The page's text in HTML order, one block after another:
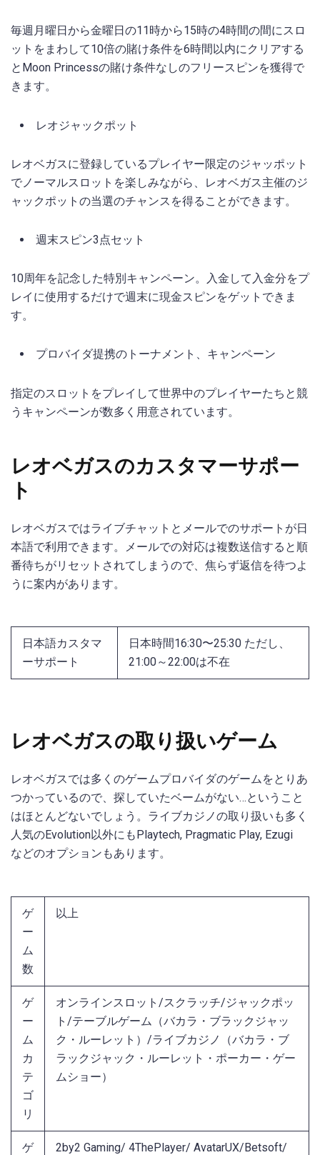
毎週月曜日から金曜日の11時から15時の4時間の間にスロ
ットをまわして10倍の賭け条件を6時間以内にクリアする
とMoon Princessの賭け条件なしのフリースピンを獲得で
きます。
レオジャックポット
レオベガスに登録しているプレイヤー限定のジャッポット
でノーマルスロットを楽しみながら、レオベガス主催のジ
ャックポットの当選のチャンスを得ることができます。
週末スピン3点セット
10周年を記念した特別キャンペーン。入金して入金分をプ
レイに使用するだけで週末に現金スピンをゲットできま
す。
プロバイダ提携のトーナメント、キャンペーン
指定のスロットをプレイして世界中のプレイヤーたちと競
うキャンペーンが数多く用意されています。
レオベガスのカスタマーサポー
ト
レオベガスではライブチャットとメールでのサポートが日
本語で利用できます。メールでの対応は複数送信すると順
番待ちがリセットされてしまうので、焦らず返信を待つよ
うに案内があります。
日本語カスタマ
ーサポート
日本時間16:30〜25:30 ただし、
21:00～22:00は不在
レオベガスの取り扱いゲーム
レオベガスでは多くのゲームプロバイダのゲームをとりあ
つかっているので、探していたベームがない…ということ
はほとんどないでしょう。ライブカジノの取り扱いも多く
人気のEvolution以外にもPlaytech, Pragmatic Play, Ezugi
などのオプションもあります。
ゲ
ー
ム
数
以上
ゲ
ー
ム
カ
テ
ゴ
リ
オンラインスロット/スクラッチ/ジャックポッ
ト/テーブルゲーム（バカラ・ブラックジャッ
ク・ルーレット）/ライブカジノ（バカラ・ブ
ラックジャック・ルーレット・ポーカー・ゲー
ムショー）
ゲ
2by2 Gaming/ 4ThePlayer/ AvatarUX/Betsoft/